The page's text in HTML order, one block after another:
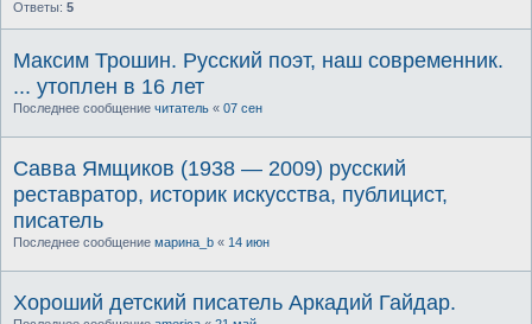
Ответы: 5
Максим Трошин. Русский поэт, наш современник.
... утоплен в 16 лет
Последнее сообщение читатель « 07 сен
Савва Ямщиков (1938 — 2009) русский
реставратор, историк искусства, публицист,
писатель
Последнее сообщение марина_b « 14 июн
Хороший детский писатель Аркадий Гайдар.